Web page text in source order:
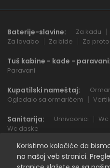
Baterije-slavine: Za kadu
Za lavabo
Za bide Za
Tuš kabine - kade - paravani:
Paravani
Kupatilski nameštaj:
Ogledalo sa ormarićem
Sanitarija: Umivaonici Wc
Wc daske
Koristimo kolačiće da
na našoj veb stranici.